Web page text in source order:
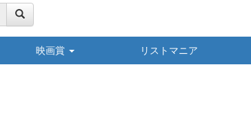
映画賞 リストマニア